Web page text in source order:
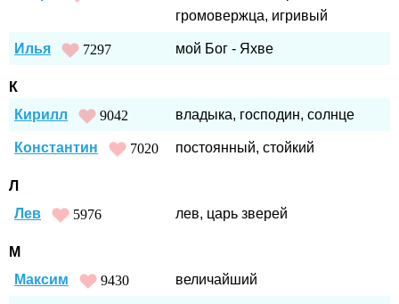
громовержца, игривый
Илья 7297 мой Бог - Яхве
К
Кирилл
9042 владыка, господин, солнце
Константин 7020 постоянный, стойкий
Л
Лев
5976 лев, царь зверей
М
Максим
9430 величайший